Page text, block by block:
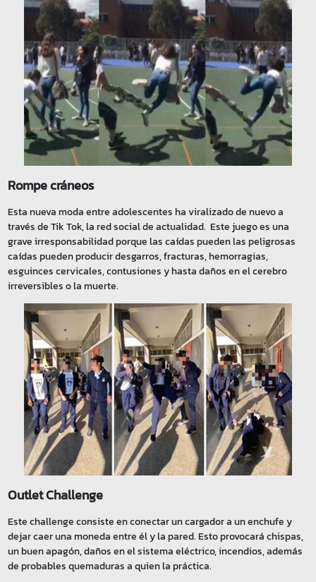
Rompe cráneos
Esta nueva moda entre adolescentes ha viralizado de nuevo a
través de Tik Tok, la red social de actualidad. Este juego es una
grave irresponsabilidad porque las caídas pueden las peligrosas
caídas pueden producir desgarros, fracturas, hemorragias,
esguinces cervicales, contusiones y hasta daños en el cerebro
irreversibles o la muerte.
Outlet Challenge
Este challenge consiste en conectar un cargador a un enchufe y
dejar caer una moneda entre él y la pared. Esto provocará chispas,
un buen apagón, daños en el sistema eléctrico, incendios, además
de probables quemaduras a quien la práctica.